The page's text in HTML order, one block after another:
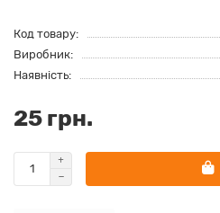
Код товару:
Виробник:
Наявність:
25 грн.